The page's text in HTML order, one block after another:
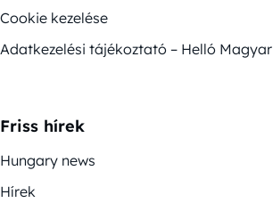
Cookie kezelése
Adatkezelési tájékoztató – Helló Magyar
Friss hírek
Hungary news
Hírek